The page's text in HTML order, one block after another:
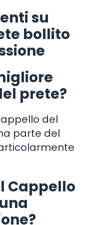
su
bollito
prete?
del
parte del
Cappello